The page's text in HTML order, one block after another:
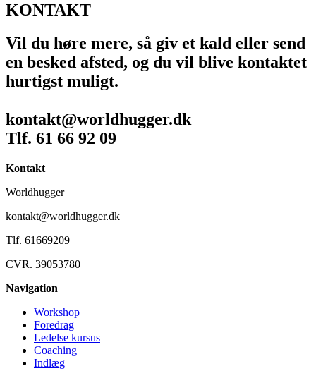
KONTAKT
Vil du høre mere, så giv et kald eller send
en besked afsted, og du vil blive kontaktet
hurtigst muligt.
kontakt@worldhugger.dk
Tlf. 61 66 92 09
Kontakt
Worldhugger
kontakt@worldhugger.dk
Tlf. 61669209
CVR. 39053780
Navigation
Workshop
Foredrag
Ledelse kursus
Coaching
Indlæg